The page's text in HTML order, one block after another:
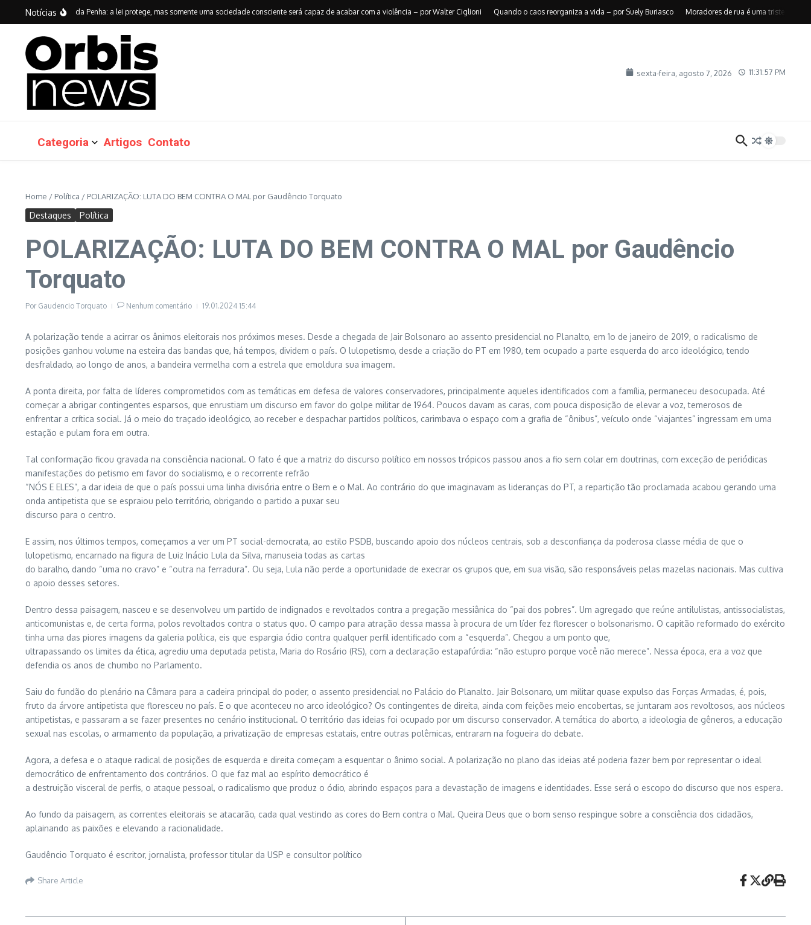
Ir para o conteúdo
Notícias
da Lei Maria da Penha: a lei protege, mas somente uma sociedade consciente será capaz de acabar com a violência – por Walter Ciglioni Quando o caos reorganiza a vida – por Suely Buriasco Moradores de rua é uma triste realidade –
sexta-feira, agosto 7, 2026 11:31:58 PM
Categoria Artigos Contato
Home / Política / POLARIZAÇÃO: LUTA DO BEM CONTRA O MAL por Gaudêncio Torquato
Destaques Política
POLARIZAÇÃO: LUTA DO BEM CONTRA O MAL por Gaudêncio
Torquato
Por Gaudencio Torquato Nenhum comentário 19.01.2024 15:44
A polarização tende a acirrar os ânimos eleitorais nos próximos meses. Desde a chegada de Jair Bolsonaro ao assento presidencial no Planalto, em 1o de janeiro de 2019, o radicalismo de
posições ganhou volume na esteira das bandas que, há tempos, dividem o país. O lulopetismo, desde a criação do PT em 1980, tem ocupado a parte esquerda do arco ideológico, tendo
desfraldado, ao longo de anos, a bandeira vermelha com a estrela que emoldura sua imagem.
A ponta direita, por falta de líderes comprometidos com as temáticas em defesa de valores conservadores, principalmente aqueles identificados com a família, permaneceu desocupada. Até
começar a abrigar contingentes esparsos, que enrustiam um discurso em favor do golpe militar de 1964. Poucos davam as caras, com pouca disposição de elevar a voz, temerosos de
enfrentar a crítica social. Já o meio do traçado ideológico, ao receber e despachar partidos políticos, carimbava o espaço com a grafia de “ônibus”, veículo onde “viajantes” ingressam em uma
estação e pulam fora em outra.
Tal conformação ficou gravada na consciência nacional. O fato é que a matriz do discurso político em nossos trópicos passou anos a fio sem colar em doutrinas, com exceção de periódicas
manifestações do petismo em favor do socialismo, e o recorrente refrão
“NÓS E ELES”, a dar ideia de que o país possui uma linha divisória entre o Bem e o Mal. Ao contrário do que imaginavam as lideranças do PT, a repartição tão proclamada acabou gerando uma
onda antipetista que se espraiou pelo território, obrigando o partido a puxar seu
discurso para o centro.
E assim, nos últimos tempos, começamos a ver um PT social-democrata, ao estilo PSDB, buscando apoio dos núcleos centrais, sob a desconfiança da poderosa classe média de que o
lulopetismo, encarnado na figura de Luiz Inácio Lula da Silva, manuseia todas as cartas
do baralho, dando “uma no cravo” e “outra na ferradura”. Ou seja, Lula não perde a oportunidade de execrar os grupos que, em sua visão, são responsáveis pelas mazelas nacionais. Mas cultiva
o apoio desses setores.
Dentro dessa paisagem, nasceu e se desenvolveu um partido de indignados e revoltados contra a pregação messiânica do “pai dos pobres”. Um agregado que reúne antilulistas, antissocialistas,
anticomunistas e, de certa forma, polos revoltados contra o status quo. O campo para atração dessa massa à procura de um líder fez florescer o bolsonarismo. O capitão reformado do exército
tinha uma das piores imagens da galeria política, eis que espargia ódio contra qualquer perfil identificado com a “esquerda”. Chegou a um ponto que,
ultrapassando os limites da ética, agrediu uma deputada petista, Maria do Rosário (RS), com a declaração estapafúrdia: “não estupro porque você não merece”. Nessa época, era a voz que
defendia os anos de chumbo no Parlamento.
Saiu do fundão do plenário na Câmara para a cadeira principal do poder, o assento presidencial no Palácio do Planalto. Jair Bolsonaro, um militar quase expulso das Forças Armadas, é, pois,
fruto da árvore antipetista que floresceu no país. E o que aconteceu no arco ideológico? Os contingentes de direita, ainda com feições meio encobertas, se juntaram aos revoltosos, aos núcleos
antipetistas, e passaram a se fazer presentes no cenário institucional. O território das ideias foi ocupado por um discurso conservador. A temática do aborto, a ideologia de gêneros, a educação
sexual nas escolas, o armamento da população, a privatização de empresas estatais, entre outras polêmicas, entraram na fogueira do debate.
Agora, a defesa e o ataque radical de posições de esquerda e direita começam a esquentar o ânimo social. A polarização no plano das ideias até poderia fazer bem por representar o ideal
democrático de enfrentamento dos contrários. O que faz mal ao espírito democrático é
a destruição visceral de perfis, o ataque pessoal, o radicalismo que produz o ódio, abrindo espaços para a devastação de imagens e identidades. Esse será o escopo do discurso que nos espera.
Ao fundo da paisagem, as correntes eleitorais se atacarão, cada qual vestindo as cores do Bem contra o Mal. Queira Deus que o bom senso respingue sobre a consciência dos cidadãos,
aplainando as paixões e elevando a racionalidade.
Gaudêncio Torquato é escritor, jornalista, professor titular da USP e consultor político
Share Article